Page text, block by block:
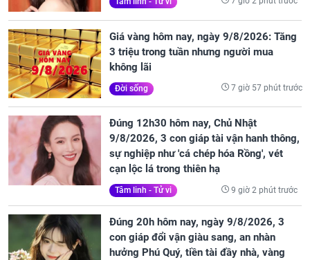
Giá vàng hôm nay, ngày 9/8/2026: Tăng
3 triệu trong tuần nhưng người mua
không lãi
Đời sống 7 giờ 57 phút trước
Đúng 12h30 hôm nay, Chủ Nhật
9/8/2026, 3 con giáp tài vận hanh thông,
sự nghiệp như 'cá chép hóa Rồng', vét
cạn lộc lá trong thiên hạ
Tâm linh - Tử vi 9 giờ 2 phút trước
Đúng 20h hôm nay, ngày 9/8/2026, 3
con giáp đổi vận giàu sang, an nhàn
hưởng Phú Quý, tiền tài đầy nhà, vàng